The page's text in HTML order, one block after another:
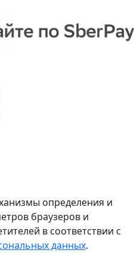
определения и
браузеров и
в соответствии с
данных.